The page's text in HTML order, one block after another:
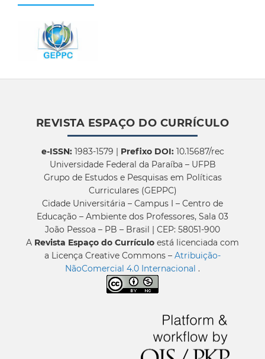
REVISTA ESPAÇO DO CURRÍCULO
e-ISSN:1983-1579 | Prefixo DOI:10.15687/rec
Universidade Federal da Paraíba – UFPB
Grupo de Estudos e Pesquisas em Políticas
Curriculares (GEPPC)
Cidade Universitária – Campus I – Centro de
Educação – Ambiente dos Professores, Sala 03
João Pessoa – PB – Brasil | CEP: 58051-900
A Revista Espaço do Currículo está licenciada com
a Licença Creative Commons – Atribuição-
NãoComercial 4.0 Internacional .